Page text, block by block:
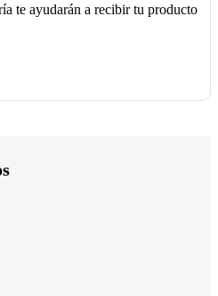
te ayudarán a recibir tu producto